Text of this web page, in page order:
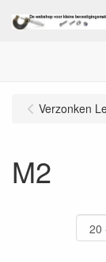
Verzonken
M2